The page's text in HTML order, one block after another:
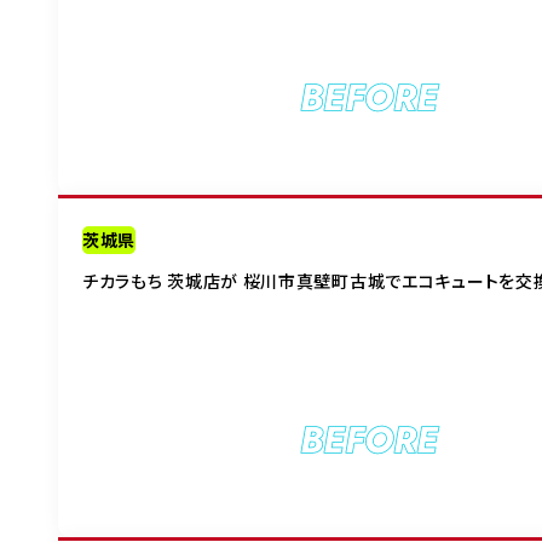
BEFORE
茨城県
チカラもち 茨城店が 桜川市真壁町古城でエコキュートを交
BEFORE